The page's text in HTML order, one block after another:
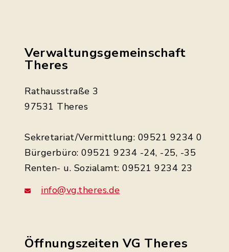
Verwaltungsgemeinschaft
Theres
Rathausstraße 3
97531 Theres
Sekretariat/Vermittlung: 09521 9234 0
Bürgerbüro: 09521 9234 -24, -25, -35
Renten- u. Sozialamt: 09521 9234 23
info@vg.theres.de
Öffnungszeiten VG Theres